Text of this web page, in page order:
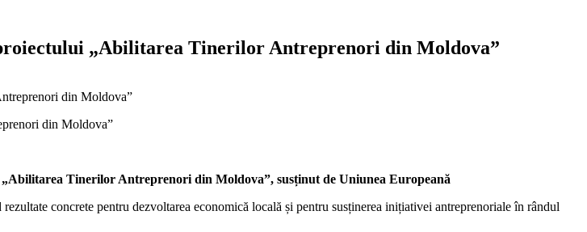
„Abilitarea Tinerilor Antreprenori din Moldova”
din Moldova”
Tinerilor Antreprenori din Moldova”, susținut de Uniunea Europeană
concrete pentru dezvoltarea economică locală și pentru susținerea inițiativei antreprenoriale în rândul